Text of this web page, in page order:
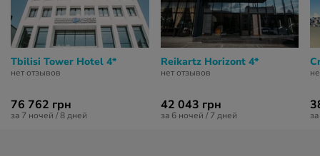
Tbilisi Tower Hotel 4*
нет отзывов
76 762 грн
за 7 ночей / 8 дней
Reikartz Horizont 4*
нет отзывов
42 043 грн
за 6 ночей / 7 дней